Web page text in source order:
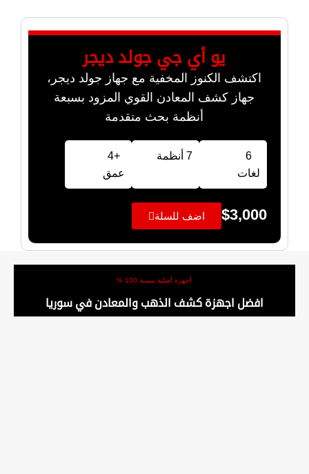
يو أي جي جولد ديجر
اكتشف الكنوز المخفية مع جهاز جولد ديجر،
جهاز كشف المعادن القوي المزود بسبعة
أنظمة بحث متقدمة
6
لغات
7 أنظمة
+4
عمق
$3,000 اضف للسلة
أجهزة أصلية بنسبة 100 %
افضل اجهزة كشف الذهب والمعادن في سوريا